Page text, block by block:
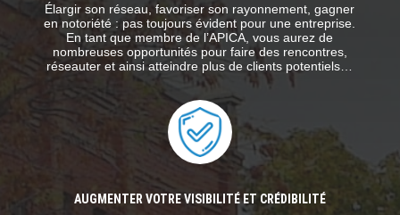
Élargir son réseau, favoriser son rayonnement, gagner
en notoriété : pas toujours évident pour une entreprise.
En tant que membre de l’APICA, vous aurez de
nombreuses opportunités pour faire des rencontres,
réseauter et ainsi atteindre plus de clients potentiels…
AUGMENTER VOTRE VISIBILITÉ ET CRÉDIBILITÉ